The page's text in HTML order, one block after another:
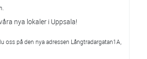
nya lokaler i Uppsala!
oss på den nya adressen Långtradargatan1A,